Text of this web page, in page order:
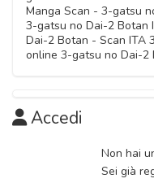
Manga Scan - 3-gatsu
3-gatsu no Dai-2 Botan
Dai-2 Botan - Scan ITA
online 3-gatsu no Dai-2
Accedi
Non hai
Sei già